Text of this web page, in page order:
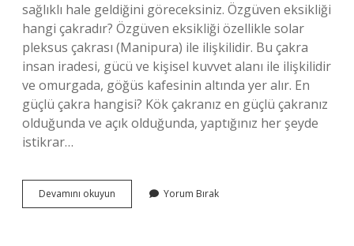
sağlıklı hale geldiğini göreceksiniz. Özgüven eksikliği
hangi çakradır? Özgüven eksikliği özellikle solar
pleksus çakrası (Manipura) ile ilişkilidir. Bu çakra
insan iradesi, gücü ve kişisel kuvvet alanı ile ilişkilidir
ve omurgada, göğüs kafesinin altında yer alır. En
güçlü çakra hangisi? Kök çakranız en güçlü çakranız
olduğunda ve açık olduğunda, yaptığınız her şeyde
istikrar…
Devamını okuyun Yorgunluk
Hangi
Yorum Bırak